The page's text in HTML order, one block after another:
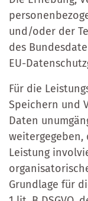
und/oder der
des
EU-
Für die
Speichern und
Daten
Leistung
Grundlage für